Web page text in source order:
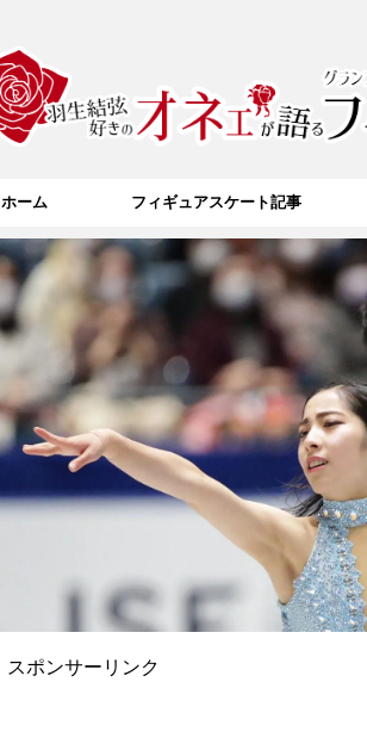
ホーム フィギュアスケート記事
スポンサーリンク